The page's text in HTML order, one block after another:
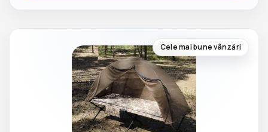
Cele mai bune vânzări